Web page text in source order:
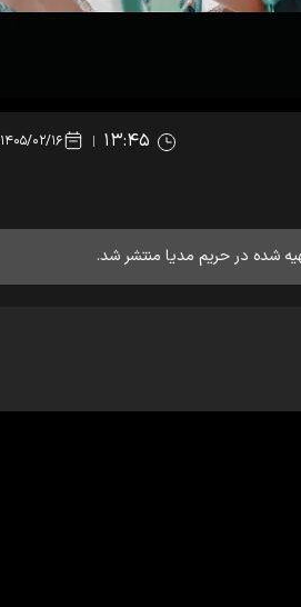
۱۴۰۵/۰۲/۱۶
شده در حریم مدیا منتشر شد.